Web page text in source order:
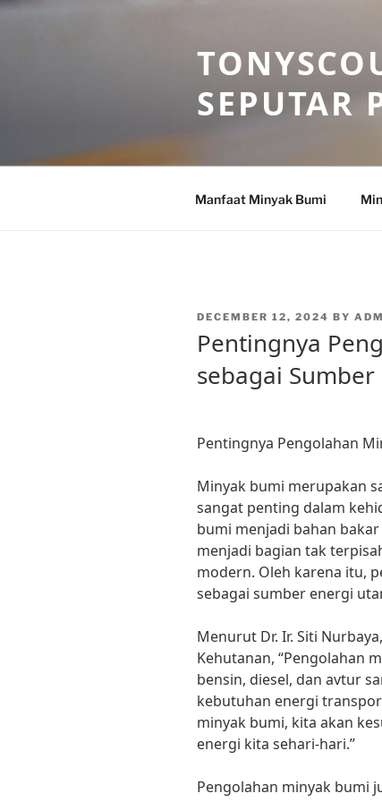
Skip
SEPUTAR
Manfaat Minyak Bumi
POSTED
DECEMBER 12, 2024 BY
Pentingnya
sebagai
Pentingnya Pengolahan
Minyak bumi merupakan
sangat penting dalam
bumi menjadi bahan
menjadi bagian tak
modern. Oleh karena itu,
sebagai sumber energi
Menurut Dr. Ir. Siti
Kehutanan, “Pengolahan
bensin, diesel, dan avtur
kebutuhan energi
minyak bumi, kita akan
energi kita sehari-hari.”
Pengolahan minyak bumi